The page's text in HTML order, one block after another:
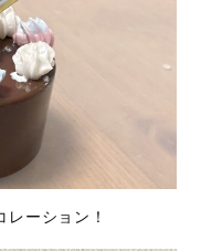
ーション！